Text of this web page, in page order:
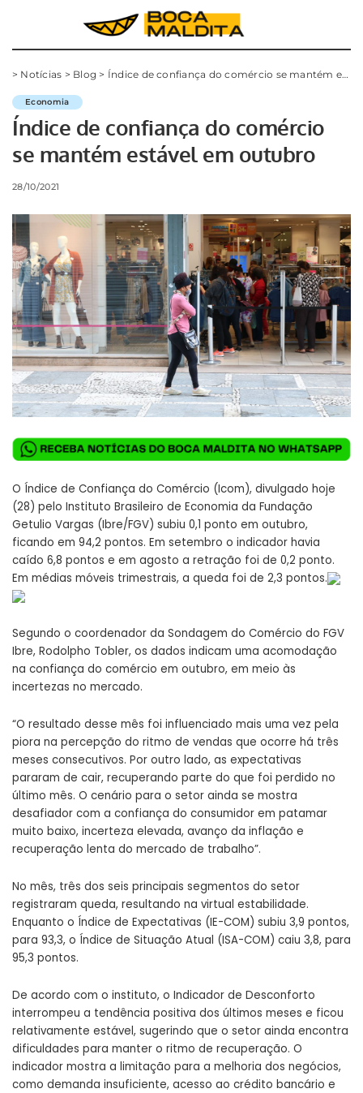
> Notícias > Blog > Índice de confiança do comércio se mantém estável em outubro
Economia
Índice de confiança do comércio
se mantém estável em outubro
28/10/2021
O Índice de Confiança do Comércio (Icom), divulgado hoje
(28) pelo Instituto Brasileiro de Economia da Fundação
Getulio Vargas (Ibre/FGV) subiu 0,1 ponto em outubro,
ficando em 94,2 pontos. Em setembro o indicador havia
caído 6,8 pontos e em agosto a retração foi de 0,2 ponto.
Em médias móveis trimestrais, a queda foi de 2,3 pontos.
Segundo o coordenador da Sondagem do Comércio do FGV
Ibre, Rodolpho Tobler, os dados indicam uma acomodação
na confiança do comércio em outubro, em meio às
incertezas no mercado.
“O resultado desse mês foi influenciado mais uma vez pela
piora na percepção do ritmo de vendas que ocorre há três
meses consecutivos. Por outro lado, as expectativas
pararam de cair, recuperando parte do que foi perdido no
último mês. O cenário para o setor ainda se mostra
desafiador com a confiança do consumidor em patamar
muito baixo, incerteza elevada, avanço da inflação e
recuperação lenta do mercado de trabalho”.
No mês, três dos seis principais segmentos do setor
registraram queda, resultando na virtual estabilidade.
Enquanto o Índice de Expectativas (IE-COM) subiu 3,9 pontos,
para 93,3, o Índice de Situação Atual (ISA-COM) caiu 3,8, para
95,3 pontos.
De acordo com o instituto, o Indicador de Desconforto
interrompeu a tendência positiva dos últimos meses e ficou
relativamente estável, sugerindo que o setor ainda encontra
dificuldades para manter o ritmo de recuperação. O
indicador mostra a limitação para a melhoria dos negócios,
como demanda insuficiente, acesso ao crédito bancário e